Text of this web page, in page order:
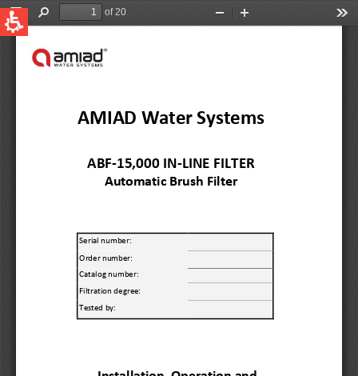
QUICK LINKS
News & Events
United States
Australia
English
Spain & LATAM